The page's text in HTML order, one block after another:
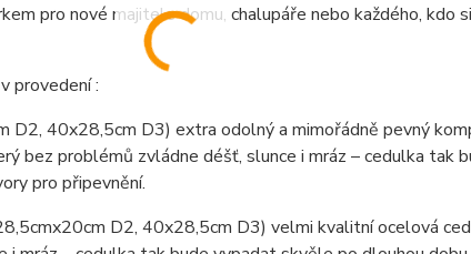
pro nové majitele domu, chalupáře nebo každého, kdo
provedení :
D2, 40x28,5cm D3) extra odolný a mimořádně pevný
bez problémů zvládne déšť, slunce i mráz – cedulka tak
pro připevnění.
D2, 40x28,5cm D3) velmi kvalitní ocelová